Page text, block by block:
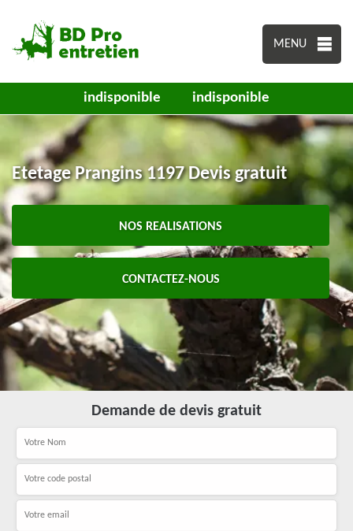
MENU
indisponible indisponible
Etetage Prangins 1197 Devis gratuit
NOS REALISATIONS
CONTACTEZ-NOUS
Demande de devis gratuit